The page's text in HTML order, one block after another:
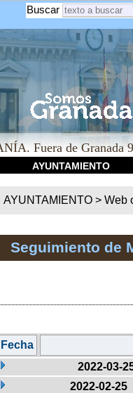
Buscar
Fuera de Granada
AYUNTAMIENTO
AYUNTAMIENTO > Web
Seguimiento de
Fecha
2022-03-
2022-02-25